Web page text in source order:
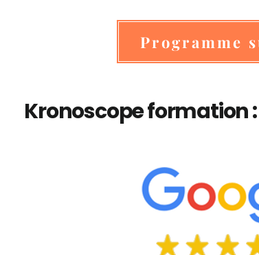
Programme
Kronoscope formation